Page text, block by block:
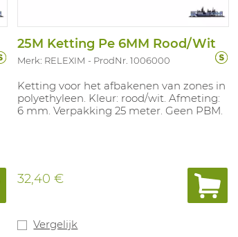
25M Ketting Pe 6MM Rood/Wit
Merk: RELEXIM ProdNr. 1006000
Ketting voor het afbakenen van zones in
polyethyleen. Kleur: rood/wit. Afmeting:
6 mm. Verpakking 25 meter. Geen PBM.
32,40 €
Vergelijk